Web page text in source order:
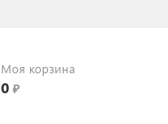
Моя корзина
0 ₽